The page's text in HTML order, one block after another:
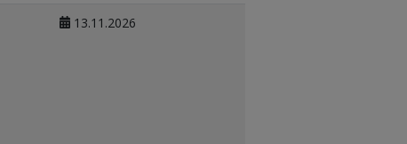
13.11.2026